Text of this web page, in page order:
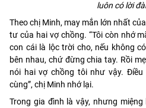
luôn có lời
Theo chị Minh, may mắn lớn nhất
tư của hai vợ chồng. “Tôi còn nhớ
con cái là lộc trời cho, nếu không
bên nhau, chứ đừng chia tay. Rồi
nói hai vợ chồng tôi như vậy.
cùng”, chị Minh nhớ lại.
Trong gia đình là vậy, nhưng